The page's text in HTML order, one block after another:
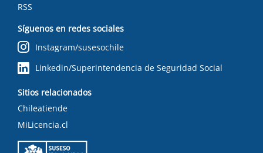
RSS
Síguenos en redes sociales
Instagram/susesochile
Linkedin/Superintendencia de Seguridad Social
Sitios relacionados
Chileatiende
MiLicencia.cl